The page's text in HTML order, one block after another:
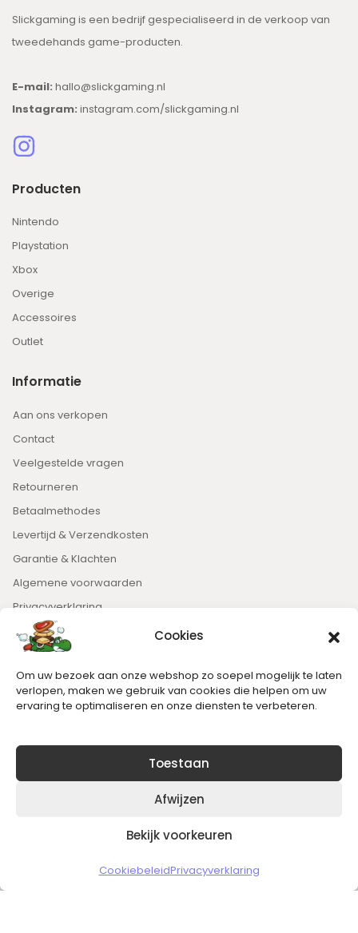
Cookies
Om uw bezoek aan onze webshop zo soepel mogelijk te laten
verlopen, maken we gebruik van cookies die helpen om uw
ervaring te optimaliseren en onze diensten te verbeteren.
Toestaan
Afwijzen
Bekijk voorkeuren
CookiebeleidPrivacyverklaring
Slickgaming is een bedrijf gespecialiseerd in de verkoop van
tweedehands game-producten.
E-mail: hallo@slickgaming.nl
Instagram: instagram.com/slickgaming.nl
Producten
Nintendo
Playstation
Xbox
Overige
Accessoires
Outlet
Informatie
Aan ons verkopen
Contact
Veelgestelde vragen
Retourneren
Betaalmethodes
Levertijd & Verzendkosten
Garantie & Klachten
Algemene voorwaarden
Privacyverklaring
Nieuwsbrief
Blijft op de hoogte van het laatste nieuws.